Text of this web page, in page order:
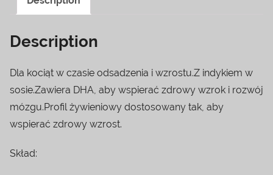
Description
Dla kociąt w czasie odsadzenia i wzrostu.Z indykiem w
sosie.Zawiera DHA, aby wspierać zdrowy wzrok i rozwój
mózgu.Profil żywieniowy dostosowany tak, aby
wspierać zdrowy wzrost.
Skład: